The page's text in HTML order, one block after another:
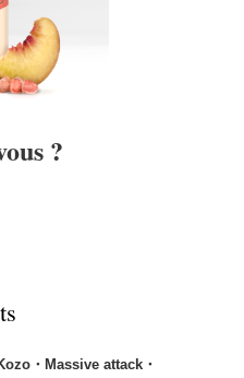
?
・Massive attack・